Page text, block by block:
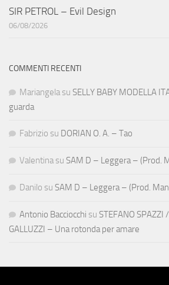
SIR PETROL – Evil Design
06/08/2026
COMMENTI RECENTI
Mariangela su SELLY BABY MODELLA
guarda
Fabrizio su DORIAN O. A. – Tao
Valentina su SAM D – Leggera – (Prod.
Danilo su SAM D – Leggera – (Prod.
Antonio Bacciocchi su STEFANO SPAZZI
GALLUZZI – Una rotonda per amare